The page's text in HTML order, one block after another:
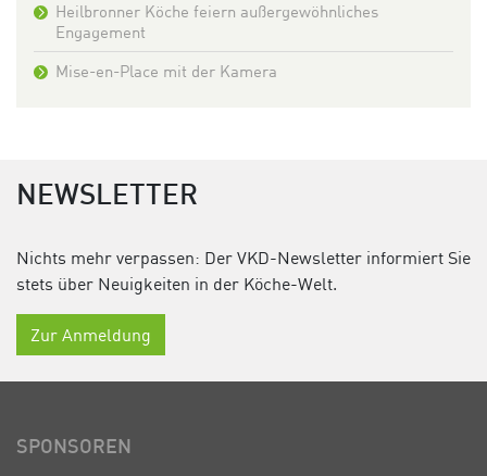
Heilbronner Köche feiern außergewöhnliches
Engagement
Mise-en-Place mit der Kamera
NEWSLETTER
Nichts mehr verpassen: Der VKD-Newsletter informiert Sie
stets über Neuigkeiten in der Köche-Welt.
Zur Anmeldung
SPONSOREN